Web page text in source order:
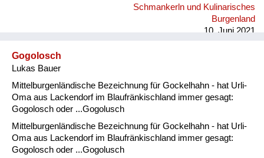
Schmankerln und Kulinarisches
Burgenland
10. Juni 2021
Gogolosch
Lukas Bauer
Mittelburgenländische Bezeichnung für Gockelhahn - hat Urli-
Oma aus Lackendorf im Blaufränkischland immer gesagt:
Gogolosch oder ...Gogolusch
Mittelburgenländische Bezeichnung für Gockelhahn - hat Urli-
Oma aus Lackendorf im Blaufränkischland immer gesagt:
Gogolosch oder ...Gogolusch